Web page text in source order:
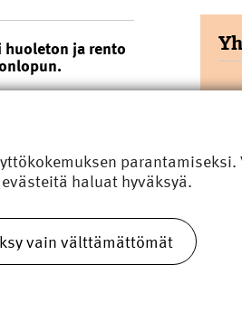
ja rento
Golfin Rock -
Tänä
hienoja
parantamiseksi.
haluat hyväksyä.
vain välttämättömät